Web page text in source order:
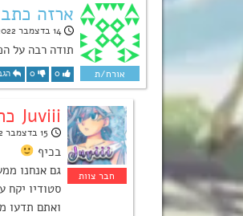
ארזה
14 בדצמבר 2022, 20:24
תודה רבה על
0
0
Juviii כתב/ה:
15 בדצמבר 2022, 1:39
בכיף
גם אנחנו
סטודיו יקח
ואתם תדעו